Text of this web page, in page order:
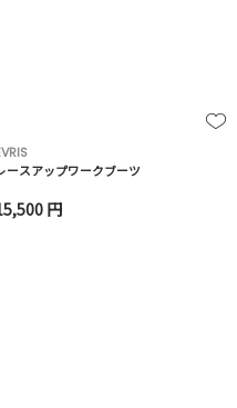
ースアップワークブーツ
円